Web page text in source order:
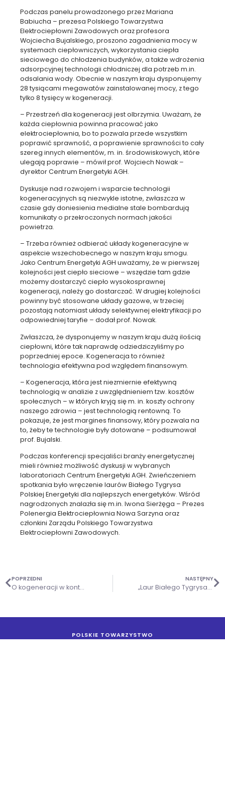
Podczas panelu prowadzonego przez Mariana
Babiucha – prezesa Polskiego Towarzystwa
Elektrociepłowni Zawodowych oraz profesora
Wojciecha Bujalskiego, proszono zagadnienia mocy w
systemach ciepłowniczych, wykorzystania ciepła
sieciowego do chłodzenia budynków, a także wdrożenia
adsorpcyjnej technologii chłodniczej dla potrzeb m.in.
odsalania wody. Obecnie w naszym kraju dysponujemy
28 tysiącami megawatów zainstalowanej mocy, z tego
tylko 8 tysięcy w kogeneracji.
– Przestrzeń dla kogeneracji jest olbrzymia. Uważam, że
każda ciepłownia powinna pracować jako
elektrociepłownia, bo to pozwala przede wszystkim
poprawić sprawność, a poprawienie sprawności to cały
szereg innych elementów, m. in. środowiskowych, które
ulegają poprawie – mówił prof. Wojciech Nowak –
dyrektor Centrum Energetyki AGH.
Dyskusje nad rozwojem i wsparcie technologii
kogeneracyjnych są niezwykle istotne, zwłaszcza w
czasie gdy doniesienia medialne stale bombardują
komunikaty o przekroczonych normach jakości
powietrza.
– Trzeba również odbierać układy kogeneracyjne w
aspekcie wszechobecnego w naszym kraju smogu.
Jako Centrum Energetyki AGH uważamy, że w pierwszej
kolejności jest ciepło sieciowe – wszędzie tam gdzie
możemy dostarczyć ciepło wysokosprawnej
kogeneracji, należy go dostarczać. W drugiej kolejności
powinny być stosowane układy gazowe, w trzeciej
pozostają natomiast układy selektywnej elektryfikacji po
odpowiedniej taryfie – dodał prof. Nowak.
Zwłaszcza, że dysponujemy w naszym kraju dużą ilością
ciepłowni, które tak naprawdę odziedziczyliśmy po
poprzedniej epoce. Kogeneracja to również
technologia efektywna pod względem finansowym.
– Kogeneracja, która jest niezmiernie efektywną
technologią w analizie z uwzględnieniem tzw. kosztów
społecznych – w których kryją się m. in. koszty ochrony
naszego zdrowia – jest technologią rentowną. To
pokazuje, że jest margines finansowy, który pozwala na
to, żeby te technologie były dotowane – podsumował
prof. Bujalski.
Podczas konferencji specjaliści branży energetycznej
mieli również możliwość dyskusji w wybranych
laboratoriach Centrum Energetyki AGH. Zwieńczeniem
spotkania było wręczenie laurów Białego Tygrysa
Polskiej Energetyki dla najlepszych energetyków. Wśród
nagrodzonych znalazła się m.in. Iwona Sierżęga – Prezes
Polenergia Elektrociepłownia Nowa Sarzyna oraz
członkini Zarządu Polskiego Towarzystwa
Elektrociepłowni Zawodowych.
POPRZEDNI
O kogeneracji w kontekście polityki klimatyczno-energetycznej UE
NASTĘPNY
„Laur Białego Tygrysa” polskiej energetyki. Iwona Sierżęga z nagrodą dla wybitnych energetyków!
POLSKIE TOWARZYSTWO